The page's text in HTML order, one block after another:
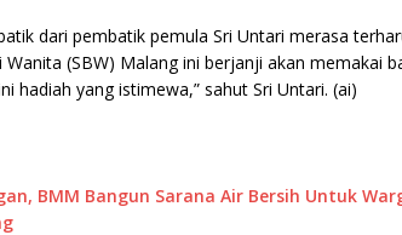
dari pembatik pemula Sri Untari merasa
Wanita (SBW) Malang ini berjanji akan memakai
hadiah yang istimewa,” sahut Sri Untari. (ai)
BMM Bangun Sarana Air Bersih Untuk